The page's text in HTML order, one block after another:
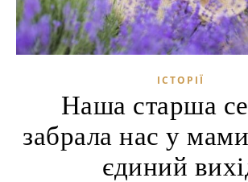
ІСТОРІЇ
Наша старша
забрала нас у
єдиний